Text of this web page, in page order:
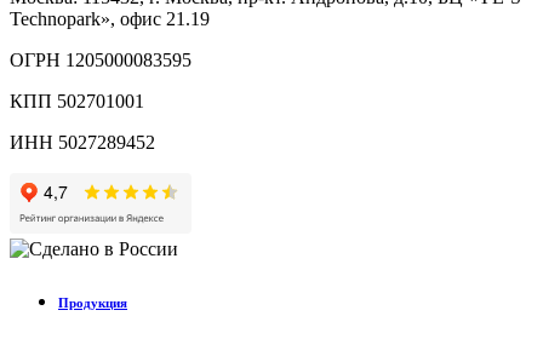
Technopark», офис 21.19
ОГРН 1205000083595
КПП 502701001
ИНН 5027289452
Продукция